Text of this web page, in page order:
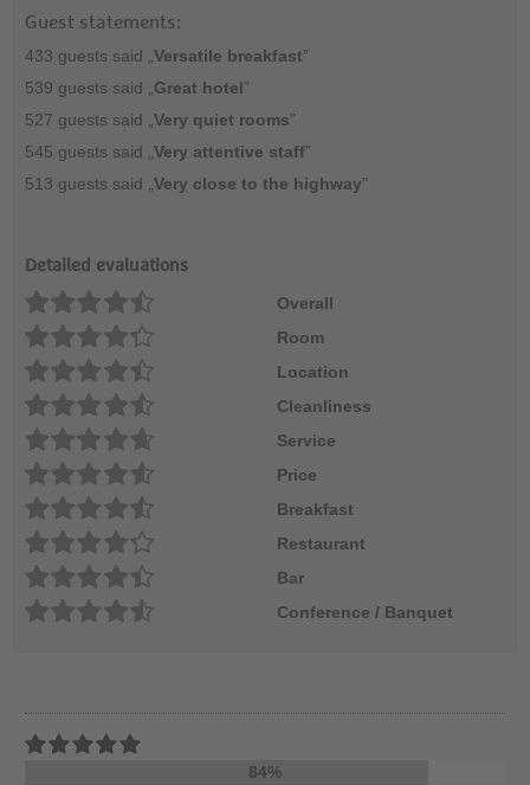
Guest statements:
433 guests said „ Versatile breakfast”
539 guests said „ Great hotel”
527 guests said „ Very quiet rooms”
545 guests said „ Very attentive staff”
513 guests said „ Very close to the highway”
Detailed evaluations
Overall
Room
Location
Cleanliness
Service
Price
Breakfast
Restaurant
Bar
Conference / Banquet
84%